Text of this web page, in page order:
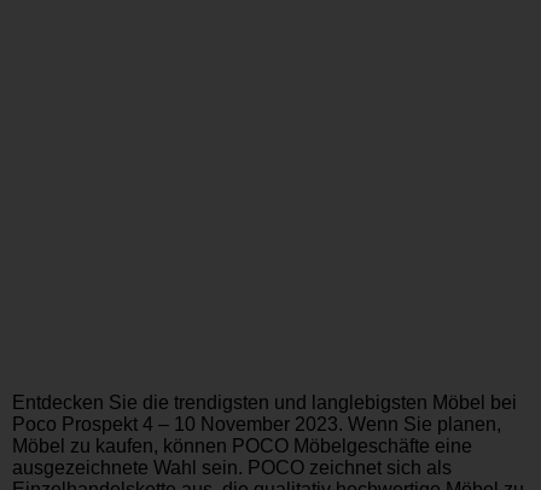
Entdecken Sie die trendigsten und langlebigsten Möbel bei
Poco Prospekt 4 – 10 November 2023. Wenn Sie planen,
Möbel zu kaufen, können POCO Möbelgeschäfte eine
ausgezeichnete Wahl sein. POCO zeichnet sich als